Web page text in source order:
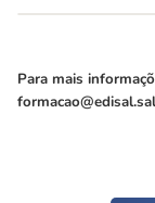
Para mais